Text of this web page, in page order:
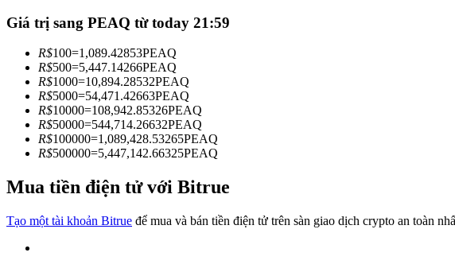
Tham gia cùng các nhà giao dịch hàng đầu
Trở thành Nhà giao dịch Sao chép
Giá trị sang PEAQ từ today 21:59
R$100=1,089.42853PEAQ
R$500=5,447.14266PEAQ
R$1000=10,894.28532PEAQ
R$5000=54,471.42663PEAQ
R$10000=108,942.85326PEAQ
R$50000=544,714.26632PEAQ
R$100000=1,089,428.53265PEAQ
R$500000=5,447,142.66325PEAQ
Mua tiền điện tử với Bitrue
Tạo một tài khoản Bitrue để mua và bán tiền điện tử trên sàn giao dịch crypto an toàn